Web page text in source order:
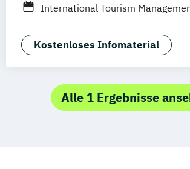
International Tourism
Kostenloses Infomaterial
Alle 1 Ergebnisse